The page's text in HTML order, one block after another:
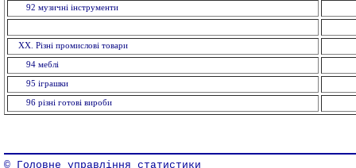
92 музичні інструменти
XX. Рiзнi промислові товари
94 меблi
95 іграшки
96 рiзнi готовi вироби
© Головне управління статистики